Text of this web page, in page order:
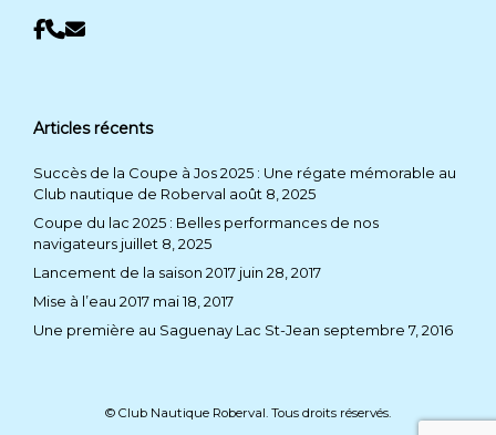
Articles récents
Succès de la Coupe à Jos 2025 : Une régate mémorable au
Club nautique de Roberval août 8, 2025
Coupe du lac 2025 : Belles performances de nos
navigateurs juillet 8, 2025
Lancement de la saison 2017 juin 28, 2017
Mise à l’eau 2017 mai 18, 2017
Une première au Saguenay Lac St-Jean septembre 7, 2016
© Club Nautique Roberval. Tous droits réservés.